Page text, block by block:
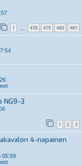
1 478 479 480 481
NG9-3
1 2 3
4-napainen
05:59